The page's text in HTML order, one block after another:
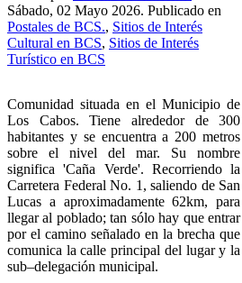
Sábado, 02 Mayo 2026. Publicado en
Postales de BCS., Sitios de Interés
Cultural en BCS, Sitios de Interés
Turístico en BCS
Comunidad situada en el Municipio de
Los Cabos. Tiene alrededor de 300
habitantes y se encuentra a 200 metros
sobre el nivel del mar. Su nombre
significa 'Caña Verde'. Recorriendo la
Carretera Federal No. 1, saliendo de San
Lucas a aproximadamente 62km, para
llegar al poblado; tan sólo hay que entrar
por el camino señalado en la brecha que
comunica la calle principal del lugar y la
sub–delegación municipal.